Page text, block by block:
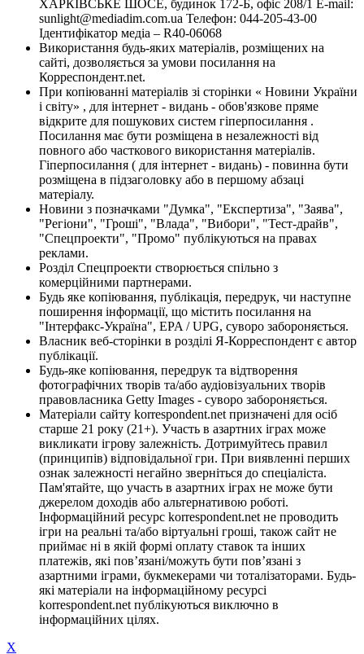
ХАРКІВСЬКЕ ШОСЕ, будинок 172-Б, офіс 208/1 E-mail:
sunlight@mediadim.com.ua Телефон: 044-205-43-00
Ідентифікатор медіа – R40-06068
Використання будь-яких матеріалів, розміщених на
сайті, дозволяється за умови посилання на
Корреспондент.net.
При копіюванні матеріалів зі сторінки « Новини України
і світу» , для інтернет - видань - обов'язкове пряме
відкрите для пошукових систем гіперпосилання .
Посилання має бути розміщена в незалежності від
повного або часткового використання матеріалів.
Гіперпосилання ( для інтернет - видань) - повинна бути
розміщена в підзаголовку або в першому абзаці
матеріалу.
Новини з позначками "Думка", "Експертиза", "Заява",
"Регіони", "Гроші", "Влада", "Вибори", "Тест-драйв",
"Спецпроекти", "Промо" публікуються на правах
реклами.
Розділ Спецпроекти створюється спільно з
комерційними партнерами.
Будь яке копіювання, публікація, передрук, чи наступне
поширення інформації, що містить посилання на
"Інтерфакс-Україна", EPA / UPG, суворо забороняється.
Власник веб-сторінки в розділі Я-Корреспондент є автор
публікації.
Будь-яке копіювання, передрук та відтворення
фотографічних творів та/або аудіовізуальних творів
правовласника Getty Images - суворо забороняється.
Матеріали сайту korrespondent.net призначені для осіб
старше 21 року (21+). Участь в азартних іграх може
викликати ігрову залежність. Дотримуйтесь правил
(принципів) відповідальної гри. При виявленні перших
ознак залежності негайно зверніться до спеціаліста.
Пам'ятайте, що участь в азартних іграх не може бути
джерелом доходів або альтернативою роботі.
Інформаційний ресурс korrespondent.net не проводить
ігри на реальні та/або віртуальні гроші, також сайт не
приймає ні в якій формі оплату ставок та інших
платежів, які пов’язані/можуть бути пов’язані з
азартними іграми, букмекерами чи тоталізаторами. Будь-
які матеріали на інформаційному ресурсі
korrespondent.net публікуються виключно в
інформаційних цілях.
X